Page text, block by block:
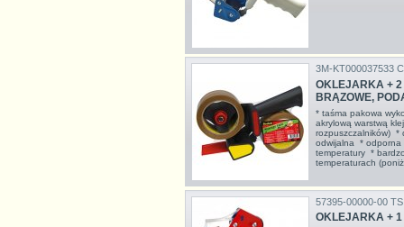
3M-KT000037533
OKLEJARKA + 2
BRĄZOWE,
* taśma pakowa
akrylową warstwą
rozpuszczalników) *
odwijalna * odporna
temperatury *
temperaturach
57395-00000-00 TS
OKLEJARKA + 1